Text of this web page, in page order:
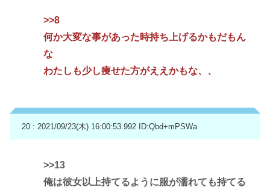
>>8
何か大変な事があった時持ち上げるかもだもん
な
わたしも少し痩せた方がええかもな、、
20 : 2021/09/23(木) 16:00:53.992 ID:Qbd+mPSWa
>>13
俺は彼女以上持てるように服が濡れても持てる